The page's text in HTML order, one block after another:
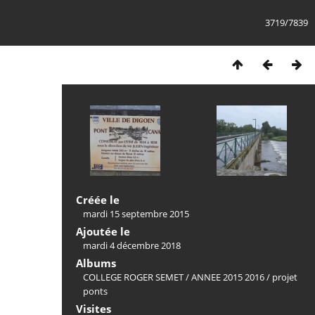
3719/7839
Créée le
mardi 15 septembre 2015
Ajoutée le
mardi 4 décembre 2018
Albums
COLLEGE ROGER SEMET/ANNEE 2015 2016/ projet
ponts
Visites